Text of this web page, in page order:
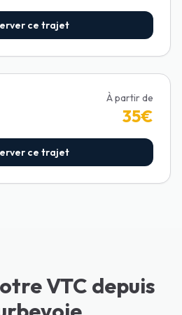
ce trajet
À partir de
35€
ce trajet
VTC depuis